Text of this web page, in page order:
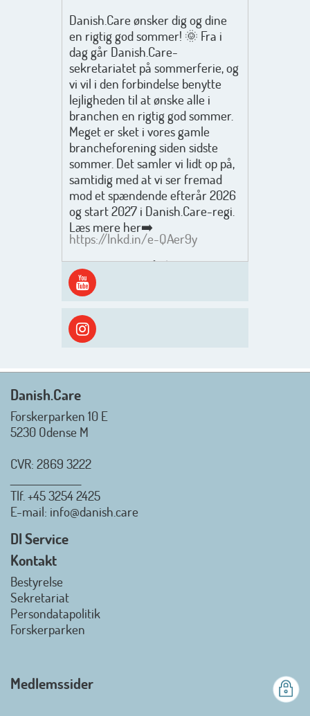
Danish.Care ønsker dig og dine
en rigtig god sommer! 🌞 Fra i
dag går Danish.Care-
sekretariatet på sommerferie, og
vi vil i den forbindelse benytte
lejligheden til at ønske alle i
branchen en rigtig god sommer.
Meget er sket i vores gamle
brancheforening siden sidste
sommer. Det samler vi lidt op på,
samtidig med at vi ser fremad
mod et spændende efterår 2026
og start 2027 i Danish.Care-regi.
Læs mere her➡️
https://lnkd.in/e-QAer9y
Men inden det går løs med en
spændende og aktivt
efterårsæson, så går turen først
ud i solen, ned til vandet og ind i
skyggen igen. Danish.Care holder
sommerlukket i uge 29 + 30.
Mvh. Anders, Helle og Malthe
Danish.Care - Branchen for
hjælpemidler og
Danish.Care fra den 01. juli 2026
officielt kan kalde sig for
medlemsforening i DI - Dansk
gennemslagskraft og skabe
Danish.Care
Forskerparken 10 E
5230 Odense M
CVR: 2869 3222
Tlf. +45 3254 2425
E-mail: info@danish.care
DI Service
Kontakt
Bestyrelse
Sekretariat
Persondatapolitik
Forskerparken
Medlemssider